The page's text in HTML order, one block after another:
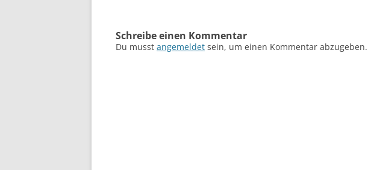
Schreibe einen Kommentar
Du musst angemeldet sein, um einen Kommentar abzugeben.